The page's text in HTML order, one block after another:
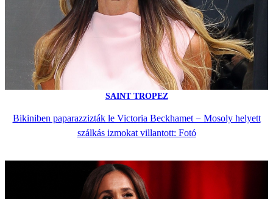
SAINT TROPEZ
Bikiniben paparazzizták le Victoria Beckhamet − Mosoly helyett
szálkás izmokat villantott: Fotó